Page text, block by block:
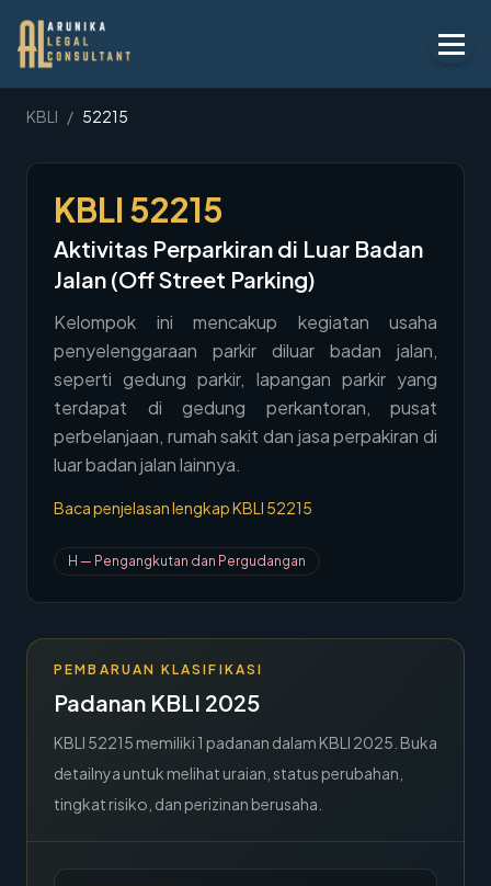
Layanan
Peraturan
KBLI
Tentang
Penawaran
Blog
Legal AI
Hubungi Kami→
Member Area
KBLI / 52215
KBLI 52215
Aktivitas Perparkiran di Luar Badan
Jalan (Off Street Parking)
Kelompok ini mencakup kegiatan usaha
penyelenggaraan parkir diluar badan jalan,
seperti gedung parkir, lapangan parkir yang
terdapat di gedung perkantoran, pusat
perbelanjaan, rumah sakit dan jasa perpakiran di
luar badan jalan lainnya.
Baca penjelasan lengkap KBLI 52215
H — Pengangkutan dan Pergudangan
PEMBARUAN KLASIFIKASI
Padanan KBLI 2025
KBLI 52215 memiliki 1 padanan dalam KBLI 2025. Buka
detailnya untuk melihat uraian, status perubahan,
tingkat risiko, dan perizinan berusaha.